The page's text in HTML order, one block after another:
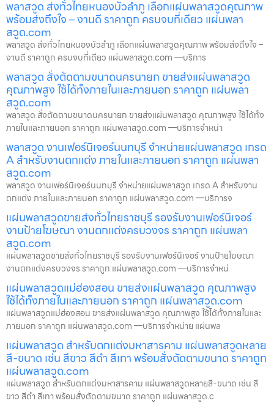
พลาสวูด ส่งทั่วไทยหนองบัวลำภู เลือกแผ่นพลาสวูดคุณภาพ
พร้อมส่งถึงใจ – งานดี ราคาถูก ครบจบที่เดียว แผ่นพลา
สวูด.com
พลาสวูด ส่งทั่วไทยหนองบัวลำภู เลือกแผ่นพลาสวูดคุณภาพ พร้อมส่งถึงใจ –
งานดี ราคาถูก ครบจบที่เดียว แผ่นพลาสวูด.com —บริการ
พลาสวูด สั่งตัดตามขนาดนครนายก ขายส่งแผ่นพลาสวูด
คุณภาพสูง ใช้ได้ทั้งภายในและภายนอก ราคาถูก แผ่นพลา
สวูด.com
พลาสวูด สั่งตัดตามขนาดนครนายก ขายส่งแผ่นพลาสวูด คุณภาพสูง ใช้ได้ทั้ง
ภายในและภายนอก ราคาถูก แผ่นพลาสวูด.com —บริการจำหน่า
พลาสวูด งานเฟอร์นิเจอร์นนทบุรี จำหน่ายแผ่นพลาสวูด เกรด
A สำหรับงานตกแต่ง ภายในและภายนอก ราคาถูก แผ่นพลา
สวูด.com
พลาสวูด งานเฟอร์นิเจอร์นนทบุรี จำหน่ายแผ่นพลาสวูด เกรด A สำหรับงาน
ตกแต่ง ภายในและภายนอก ราคาถูก แผ่นพลาสวูด.com —บริการจ
แผ่นพลาสวูดขายส่งทั่วไทยราชบุรี รองรับงานเฟอร์นิเจอร์
งานป้ายโฆษณา งานตกแต่งครบวงจร ราคาถูก แผ่นพลา
สวูด.com
แผ่นพลาสวูดขายส่งทั่วไทยราชบุรี รองรับงานเฟอร์นิเจอร์ งานป้ายโฆษณา
งานตกแต่งครบวงจร ราคาถูก แผ่นพลาสวูด.com —บริการจำหน่
แผ่นพลาสวูดแม่ฮ่องสอน ขายส่งแผ่นพลาสวูด คุณภาพสูง
ใช้ได้ทั้งภายในและภายนอก ราคาถูก แผ่นพลาสวูด.com
แผ่นพลาสวูดแม่ฮ่องสอน ขายส่งแผ่นพลาสวูด คุณภาพสูง ใช้ได้ทั้งภายในและ
ภายนอก ราคาถูก แผ่นพลาสวูด.com —บริการจำหน่าย แผ่นพล
แผ่นพลาสวูด สำหรับตกแต่งมหาสารคาม แผ่นพลาสวูดหลาย
สี-ขนาด เช่น สีขาว สีดำ สีเทา พร้อมสั่งตัดตามขนาด ราคาถูก
แผ่นพลาสวูด.com
แผ่นพลาสวูด สำหรับตกแต่งมหาสารคาม แผ่นพลาสวูดหลายสี-ขนาด เช่น สี
ขาว สีดำ สีเทา พร้อมสั่งตัดตามขนาด ราคาถูก แผ่นพลาสวูด.c